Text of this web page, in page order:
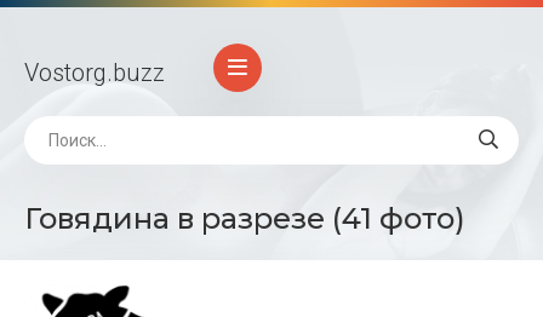
Vostorg.buzz
Говядина в разрезе (41 фото)